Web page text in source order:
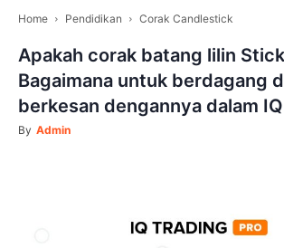
Home Pendidikan Corak Candlestick
Apakah corak batang lilin
Bagaimana untuk berdagang
berkesan dengannya dalam
By Admin